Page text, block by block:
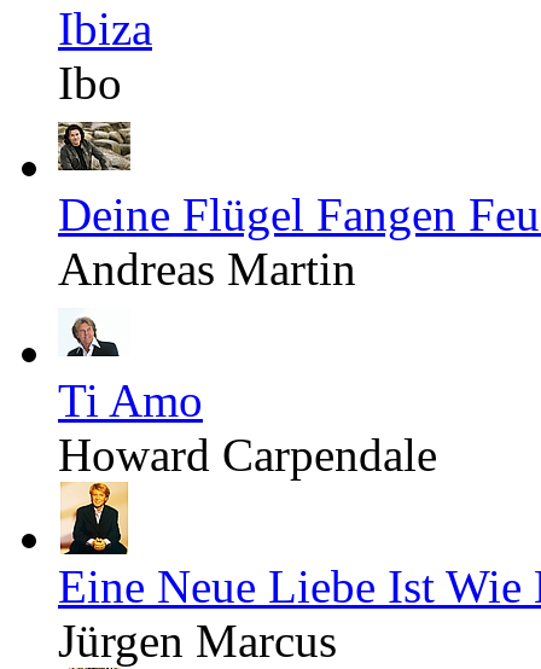
Ibiza
Ibo
Deine Flügel Fangen
Andreas Martin
Ti Amo
Howard Carpendale
Eine Neue Liebe Ist Wie
Jürgen Marcus